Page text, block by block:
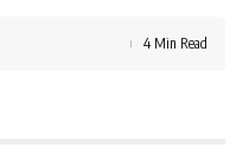
4 Min Read